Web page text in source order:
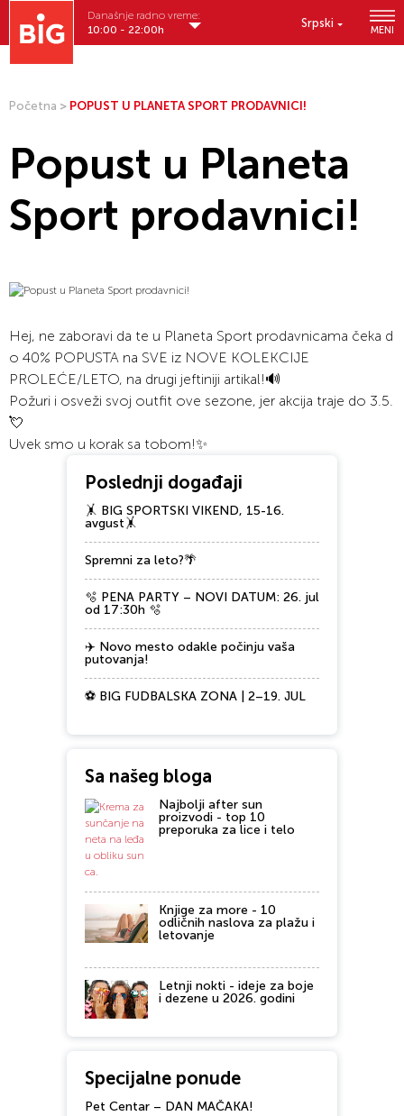
Srpski
MENI
Današnje radno vreme:
10:00 - 22:00h
Početna > POPUST U PLANETA SPORT PRODAVNICI!
Popust u Planeta
Sport prodavnici!
Hej, ne zaboravi da te u Planeta Sport prodavnicama čeka d
o 40% POPUSTA na SVE iz NOVE KOLEKCIJE
PROLEĆE/LETO, na drugi jeftiniji artikal!🔊
Požuri i osveži svoj outfit ove sezone, jer akcija traje do 3.5.
💘
Uvek smo u korak sa tobom!✨
Poslednji događaji
🤸 BIG SPORTSKI VIKEND, 15-16.
avgust🤸
Spremni za leto?🌴
🫧 PENA PARTY – NOVI DATUM: 26. jul
od 17:30h 🫧
✈️ Novo mesto odakle počinju vaša
putovanja!
⚽ BIG FUDBALSKA ZONA | 2–19. JUL
Sa našeg bloga
Najbolji after sun
proizvodi - top 10
preporuka za lice i telo
Knjige za more - 10
odličnih naslova za plažu i
letovanje
Letnji nokti - ideje za boje
i dezene u 2026. godini
Specijalne ponude
Pet Centar – DAN MAČAKA!